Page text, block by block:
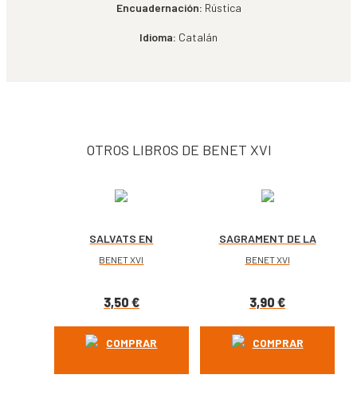
Encuadernación: Rústica
Idioma: Catalán
OTROS LIBROS DE BENET XVI
SALVATS EN
SALVI
BENET XVI
3,50 €
COMPRAR
SAGRAMENT DE LA
BENET XVI
3,90 €
COMPRAR